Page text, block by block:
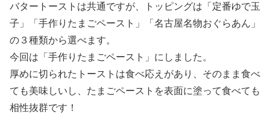
バタートーストは共通ですが、トッピングは「定番ゆで玉
子」「手作りたまごペースト」「名古屋名物おぐらあん」
の３種類から選べます。
今回は「手作りたまごペースト」にしました。
厚めに切られたトーストは食べ応えがあり、そのまま食べ
ても美味しいし、たまごペーストを表面に塗って食べても
相性抜群です！